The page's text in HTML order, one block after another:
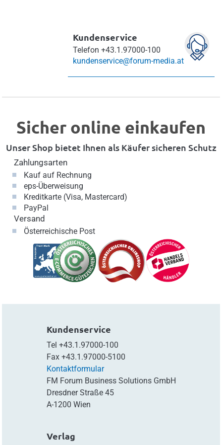
Kundenservice
Telefon +43.1.97000-100
kundenservice@forum-media.at
Sicher online einkaufen
Unser Shop bietet Ihnen als Käufer sicheren Schutz
Zahlungsarten
Kauf auf Rechnung
eps-Überweisung
Kreditkarte (Visa, Mastercard)
PayPal
Versand
Österreichische Post
Kundenservice
Tel +43.1.97000-100
Fax +43.1.97000-5100
Kontaktformular
FM Forum Business Solutions GmbH
Dresdner Straße 45
A-1200 Wien
Verlag